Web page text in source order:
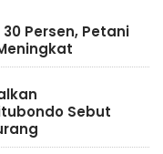
Persen, Petani
Sebut